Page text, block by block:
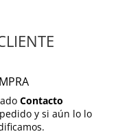
Contacto
y si aún lo lo